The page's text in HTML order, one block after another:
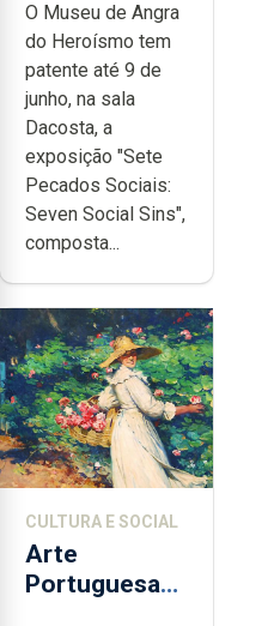
Museu de
Angra do
Heroísmo
O Museu de Angra
do Heroísmo tem
patente até 9 de
junho, na sala
Dacosta, a
exposição "Sete
Pecados Sociais:
Seven Social Sins",
composta...
CULTURA E SOCIAL
Arte
Portuguesa